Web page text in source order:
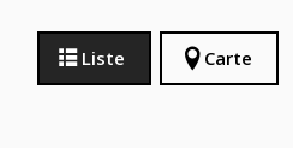
Liste Carte